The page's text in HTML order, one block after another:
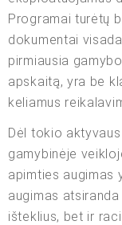
Programai turėtų
dokumentai
pirmiausia
apskaitą, yra be
keliamus
Dėl tokio
gamybinėje
apimties augimas
augimas
išteklius, bet ir